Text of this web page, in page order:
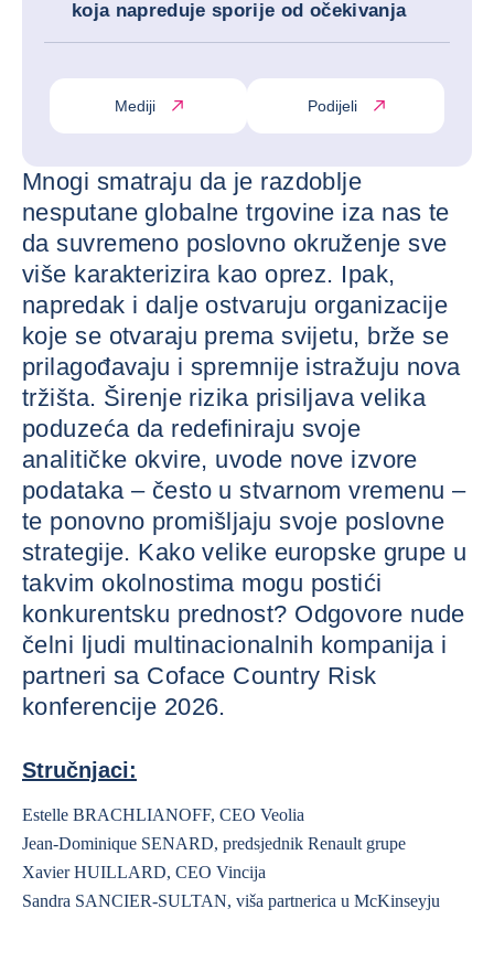
koja napreduje sporije od očekivanja
Mediji Podijeli
Mnogi smatraju da je razdoblje
nesputane globalne trgovine iza nas te
da suvremeno poslovno okruženje sve
više karakterizira kao oprez. Ipak,
napredak i dalje ostvaruju organizacije
koje se otvaraju prema svijetu, brže se
prilagođavaju i spremnije istražuju nova
tržišta. Širenje rizika prisiljava velika
poduzeća da redefiniraju svoje
analitičke okvire, uvode nove izvore
podataka – često u stvarnom vremenu –
te ponovno promišljaju svoje poslovne
strategije. Kako velike europske grupe u
takvim okolnostima mogu postići
konkurentsku prednost? Odgovore nude
čelni ljudi multinacionalnih kompanija i
partneri sa Coface Country Risk
konferencije 2026.
Stručnjaci:
Estelle BRACHLIANOFF, CEO Veolia
Jean-Dominique SENARD, predsjednik Renault grupe
Xavier HUILLARD, CEO Vincija
Sandra SANCIER-SULTAN, viša partnerica u McKinseyju